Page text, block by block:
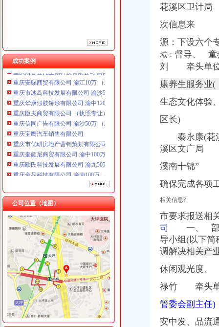
成功案例
重庆欧氏科技发展有限公司 渝九50万 （进出口权）
重庆金品科技有限公司 渝南100万 （进出口权）
重庆斯苔登托生物科技有限公司 渝南10万 （工商注册）
重庆市冰岛科技发展有限公司 渝沙50万 （进出口权）
重庆华康假肢矫形有限公司 渝中120万 （增资）
重庆臣夫商贸有限公司 （执照专让）
重庆信同广告有限公司 渝沙50万 （工商注册）
重庆宝鹰汽车销售有限公司
重庆市优研房地产营销策划有限公司
重庆奎颜尼商贸有限公司 渝中100万 （工商注册）
重庆欧氏科技发展有限公司 渝九50万 （进出口权）
重庆金品科技有限公司 渝南100万 （进出口权）
重庆斯苔登托生物科技有限公司 渝南10万 （工商注册）
重庆安赐商贸有限公司 渝江10万 （工商注册）
重庆市冰岛科技发展有限公司 渝沙50万 （进出口权）
重庆华康假肢矫形有限公司 渝中120万 （增资）
公司位置（地图）
经开区办公司
长沙经济技术开发区投资有限公司|经开区|长沙|湖南
合肥经开区卫计办春节问品采购国家级合肥经济技术开发区
经开区-搜百科
中共怀化经开区工作委员会办公室怀化经开区管理委员会办公室关于
中共怀化经开区工委办公室怀化经开区管委会办公室关于加怀化经
长寿经济技术开发区管理委员会|长寿经开区
花溪区卫计
次信息来
源：下设六个
域： 督导、 童
刘 牵头单
康养生服务业(
生态文化体
区长)
秦永康(花
溪区文广局
溪南十锦”
确保完成各项
相关信息?
市要求报送相
司
一、 部
导小组(以下简
调解决相关产
休闲观光度、
禄竹 牵头单
管委会副主
安中发、品流